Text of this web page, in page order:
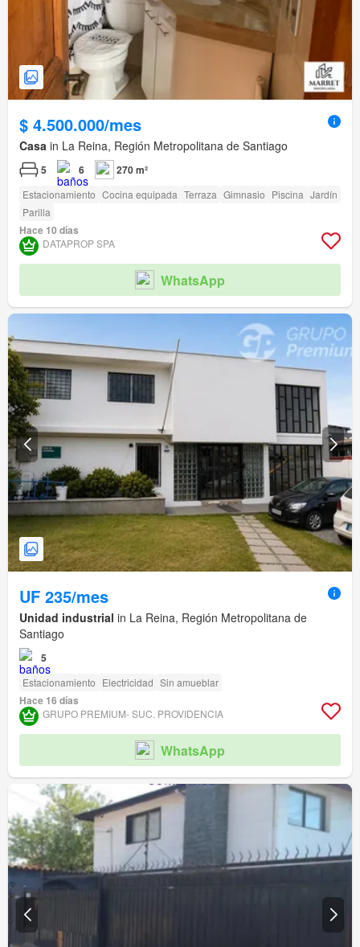
$ 4.500.000/mes
Casa in La Reina, Región Metropolitana de Santiago
5 6 270 m²
Estacionamiento Cocina equipada Terraza Gimnasio Piscina Jardín
Parilla
Hace 10 días
DATAPROP SPA
WhatsApp
UF 235/mes
Unidad industrial in La Reina, Región Metropolitana de
Santiago
5
Estacionamiento Electricidad Sin amueblar
Hace 16 días
GRUPO PREMIUM- SUC. PROVIDENCIA
WhatsApp